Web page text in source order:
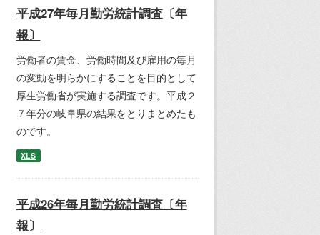
平成27年毎月勤労統計調査〔年
報〕
労働者の賃金、労働時間及び雇用の毎月
の変動を明らかにすることを目的として
厚生労働省が実施する調査です。平成２
７年分の岐阜県の結果をとりまとめたも
のです。
XLS
平成26年毎月勤労統計調査〔年
報〕